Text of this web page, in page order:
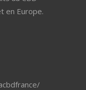
en Europe.